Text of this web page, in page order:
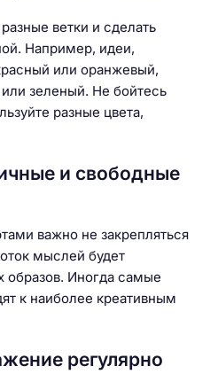
ветки и сделать
Например, идеи,
или оранжевый,
зеленый. Не бойтесь
разные цвета,
и свободные
важно не закрепляться
мыслей будет
Иногда самые
к наиболее креативным
регулярно